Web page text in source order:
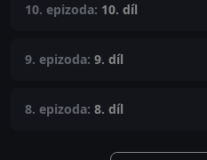
10. epizoda: 10. díl
9. epizoda: 9. díl
8. epizoda: 8. díl